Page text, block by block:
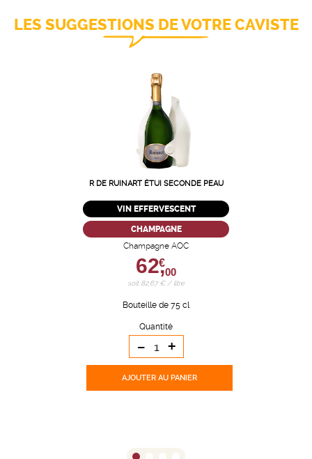
LES SUGGESTIONS DE VOTRE CAVISTE
R DE RUINART ÉTUI SECONDE PEAU
VIN EFFERVESCENT
CHAMPAGNE
Champagne AOC
62,
€
00
soit 82,67 € / litre
Bouteille de 75 cl
Quantité
- +
AJOUTER AU PANIER